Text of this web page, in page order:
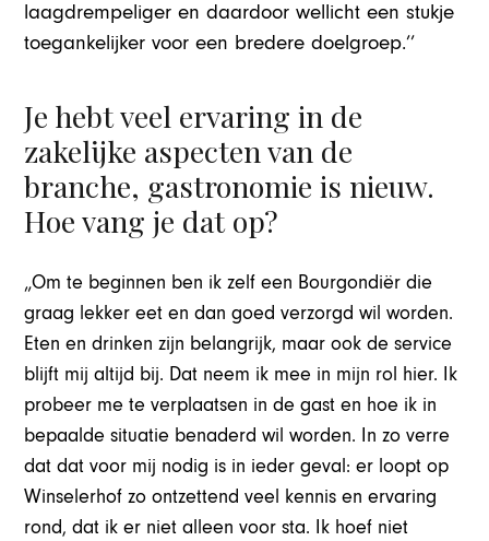
laagdrempeliger en daardoor wellicht een stukje
toegankelijker voor een bredere doelgroep.’’
Je hebt veel ervaring in de
zakelijke aspecten van de
branche, gastronomie is nieuw.
Hoe vang je dat op?
„Om te beginnen ben ik zelf een Bourgondiër die
graag lekker eet en dan goed verzorgd wil worden.
Eten en drinken zijn belangrijk, maar ook de service
blijft mij altijd bij. Dat neem ik mee in mijn rol hier. Ik
probeer me te verplaatsen in de gast en hoe ik in
bepaalde situatie benaderd wil worden. In zo verre
dat dat voor mij nodig is in ieder geval: er loopt op
Winselerhof zo ontzettend veel kennis en ervaring
rond, dat ik er niet alleen voor sta. Ik hoef niet